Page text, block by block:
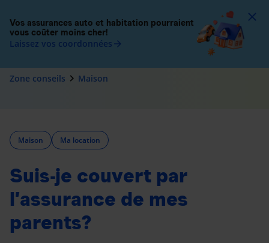
Zone conseils navigate_next Maison
Maison Ma location
Suis-je couvert par
l’assurance de mes
parents?
Vos assurances auto et habitation pourraient
vous coûter moins cher!
Laissez vos coordonnées arrow_forward